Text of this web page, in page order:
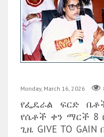
Monday, March 16, 2026
የፌዴራል ፍርድ
የሴቶች ቀን ማርች 8
ጊዜ GIVE TO